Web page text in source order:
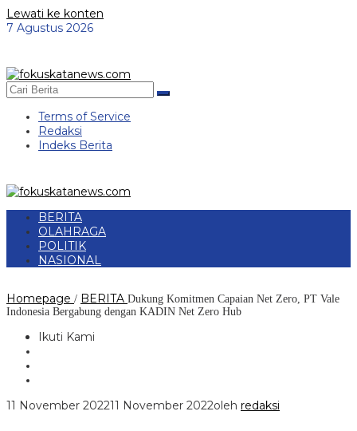
Lewati ke konten
7 Agustus 2026
Terms of Service
Redaksi
Indeks Berita
BERITA
OLAHRAGA
POLITIK
NASIONAL
Homepage / BERITA Dukung Komitmen Capaian Net Zero, PT Vale
Indonesia Bergabung dengan KADIN Net Zero Hub
Ikuti Kami
11 November 202211 November 2022oleh redaksi